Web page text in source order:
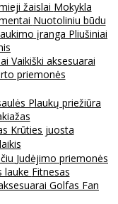
žaislai Mokykla
Nuotoliniu būdu
įranga Pliušiniai
Vaikiški aksesuarai
priemonės
Plaukų priežiūra
Krūties juosta
Judėjimo priemonės
lauke Fitnesas
Golfas Fan